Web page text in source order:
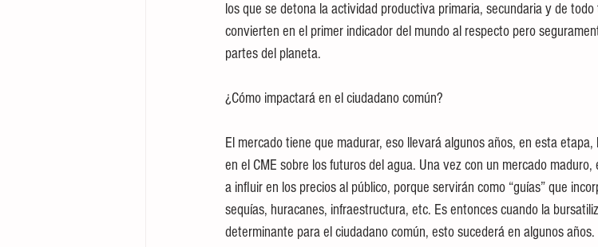
los que se detona la actividad productiva primaria, secundaria y de
convierten en el primer indicador del mundo al respecto pero
partes del planeta.
¿Cómo impactará en el ciudadano común?
El mercado tiene que madurar, eso llevará algunos años, en esta
en el CME sobre los futuros del agua. Una vez con un mercado
a influir en los precios al público, porque servirán como “guías” que
sequías, huracanes, infraestructura, etc. Es entonces cuando la
determinante para el ciudadano común, esto sucederá en algunos años.